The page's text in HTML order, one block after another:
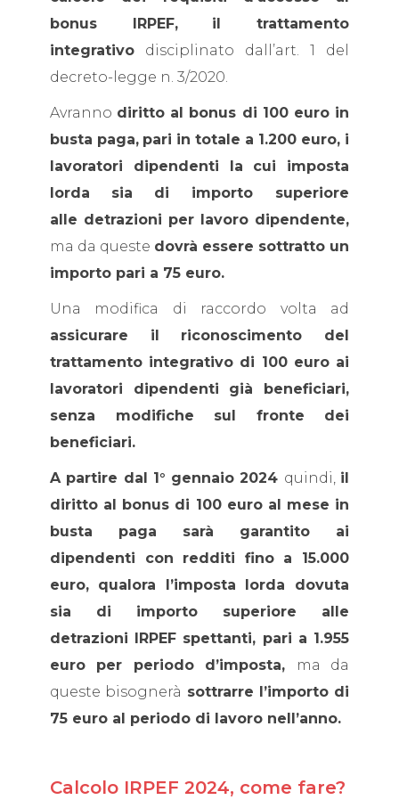
bonus IRPEF,
il trattamento
integrativo disciplinato dall’art. 1 del
decreto-legge n. 3/2020.
Avranno diritto al bonus di 100 euro in
busta paga, pari in totale a 1.200 euro, i
lavoratori dipendenti la cui imposta
lorda
sia
di importo superiore
alle detrazioni per lavoro dipendente,
ma da queste dovrà essere sottratto un
importo pari a 75 euro.
Una modifica di raccordo volta ad
assicurare il riconoscimento del
trattamento integrativo di 100 euro ai
lavoratori dipendenti già beneficiari,
senza modifiche sul fronte dei
beneficiari.
A partire dal 1° gennaio 2024 quindi, il
diritto al bonus di 100 euro al mese in
busta paga sarà garantito ai
dipendenti con redditi fino a 15.000
euro, qualora l’imposta lorda dovuta
sia di importo superiore alle
detrazioni IRPEF spettanti, pari a 1.955
euro per periodo d’imposta,
ma da
queste bisognerà sottrarre l’importo di
75 euro al periodo di lavoro nell’anno.
Calcolo IRPEF 2024, come fare?